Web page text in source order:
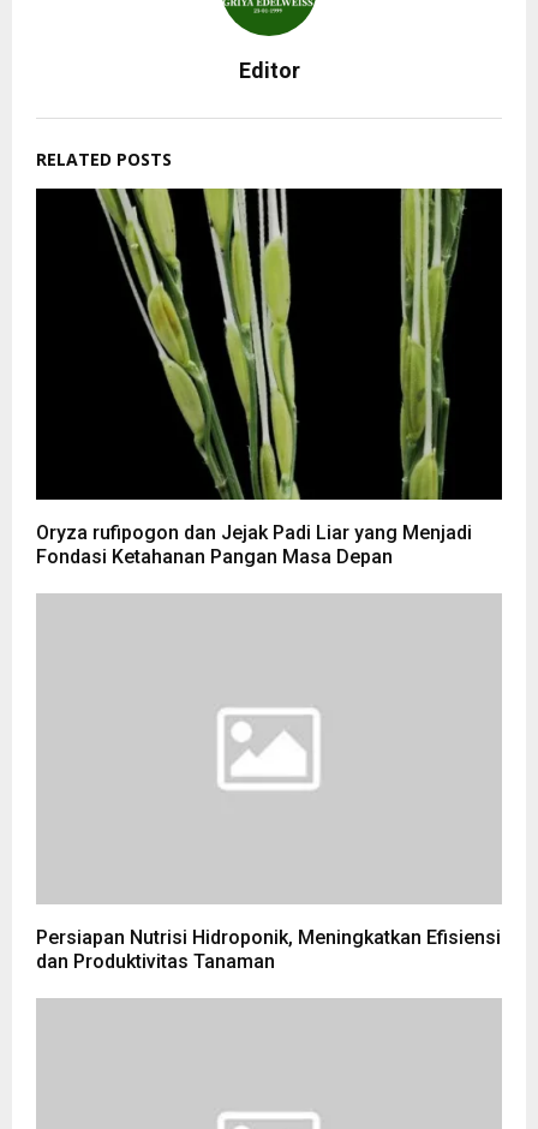
Editor
RELATED POSTS
Oryza rufipogon dan Jejak Padi Liar yang Menjadi
Fondasi Ketahanan Pangan Masa Depan
Persiapan Nutrisi Hidroponik, Meningkatkan Efisiensi
dan Produktivitas Tanaman